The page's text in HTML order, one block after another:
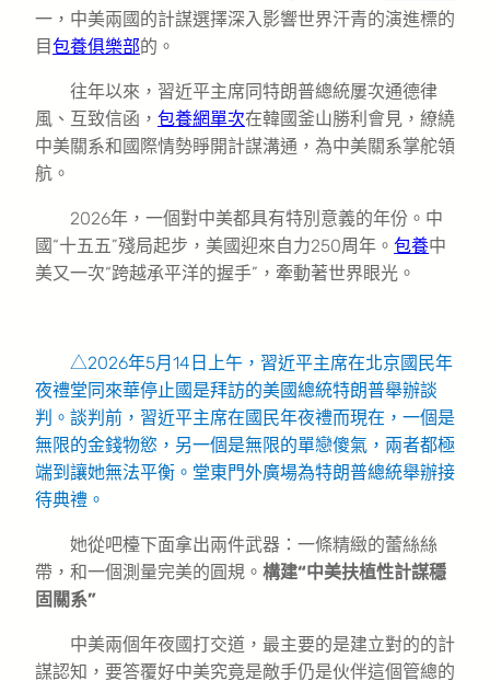
一，中美兩國的計謀選擇深入影響世界汗青的演進標的
目 包養俱樂部的。
往年以來，習近平主席同特朗普總統屢次通德律
風、互致信函， 包養網單次在韓國釜山勝利會見，繚繞
中美關系和國際情勢睜開計謀溝通，為中美關系掌舵領
航。
2026年，一個對中美都具有特別意義的年份。中
國“十五五”殘局起步，美國迎來自力250周年。 包養中
美又一次“跨越承平洋的握手”，牽動著世界眼光。
△2026年5月14日上午，習近平主席在北京國民年
夜禮堂同來華停止國是拜訪的美國總統特朗普舉辦談
判。談判前，習近平主席在國民年夜禮而現在，一個是
無限的金錢物慾，另一個是無限的單戀傻氣，兩者都極
端到讓她無法平衡。堂東門外廣場為特朗普總統舉辦接
待典禮。
她從吧檯下面拿出兩件武器：一條精緻的蕾絲絲
帶，和一個測量完美的圓規。 構建“中美扶植性計謀穩
固關系”
中美兩個年夜國打交道，最主要的是建立對的的計
謀認知，要答覆好中美究竟是敵手仍是伙伴這個管總的